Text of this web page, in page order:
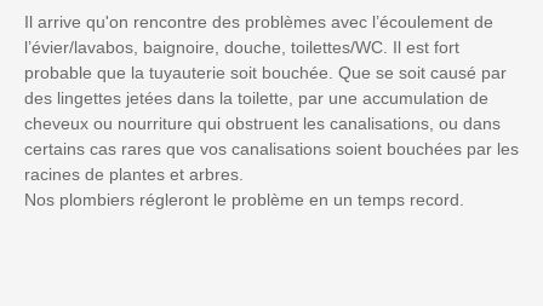
Il arrive qu'on rencontre des problèmes avec l’écoulement de
l’évier/lavabos, baignoire, douche, toilettes/WC. Il est fort
probable que la tuyauterie soit bouchée. Que se soit causé par
des lingettes jetées dans la toilette, par une accumulation de
cheveux ou nourriture qui obstruent les canalisations, ou dans
certains cas rares que vos canalisations soient bouchées par les
racines de plantes et arbres.
Nos plombiers régleront le problème en un temps record.